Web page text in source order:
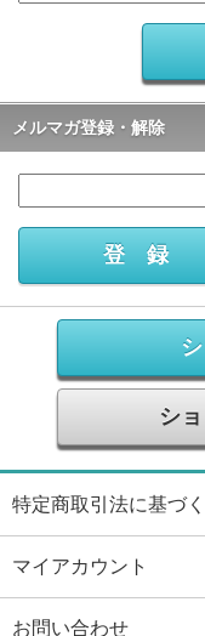
メルマガ登録・解除
シ
特定商取引法に基づ
マイアカウント
お問い合わせ